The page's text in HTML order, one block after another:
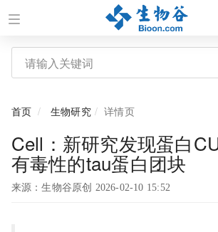
首页 生物研究 详情页
Cell：新研究发现蛋白
有毒性的tau蛋白团块
来源：生物谷原创 2026-02-10 15:52